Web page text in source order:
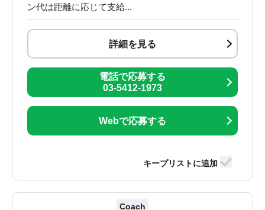
ン代は距離に応じて支給...
詳細を見る
電話で応募する
03-5412-1973
Webで応募する
Coach